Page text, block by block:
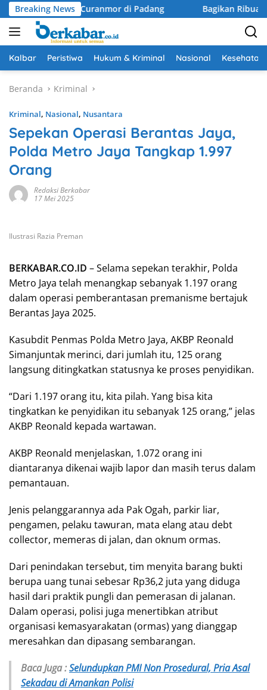
Langsung
ke
konten
Breaking News
Pelaku Curanmor di Padang Bagikan Ribuan
Kalbar Peristiwa Hukum & Kriminal Nasional Kesehatan
Beranda Kriminal
Kriminal, Nasional, Nusantara
Sepekan Operasi Berantas Jaya,
Polda Metro Jaya Tangkap 1.997
Orang
Redaksi Berkabar
17 Mei 2025
Ilustrasi Razia Preman
BERKABAR.CO.ID – Selama sepekan terakhir, Polda
Metro Jaya telah menangkap sebanyak 1.197 orang
dalam operasi pemberantasan premanisme bertajuk
Berantas Jaya 2025.
Kasubdit Penmas Polda Metro Jaya, AKBP Reonald
Simanjuntak merinci, dari jumlah itu, 125 orang
langsung ditingkatkan statusnya ke proses penyidikan.
“Dari 1.197 orang itu, kita pilah. Yang bisa kita
tingkatkan ke penyidikan itu sebanyak 125 orang,” jelas
AKBP Reonald kepada wartawan.
AKBP Reonald menjelaskan, 1.072 orang ini
diantaranya dikenai wajib lapor dan masih terus dalam
pemantauan.
Jenis pelanggarannya ada Pak Ogah, parkir liar,
pengamen, pelaku tawuran, mata elang atau debt
collector, memeras di jalan, dan oknum ormas.
Dari penindakan tersebut, tim menyita barang bukti
berupa uang tunai sebesar Rp36,2 juta yang diduga
hasil dari praktik pungli dan pemerasan di jalanan.
Dalam operasi, polisi juga menertibkan atribut
organisasi kemasyarakatan (ormas) yang dianggap
meresahkan dan dipasang sembarangan.
Baca Juga :Selundupkan PMI Non Prosedural, Pria Asal
Sekadau di Amankan Polisi